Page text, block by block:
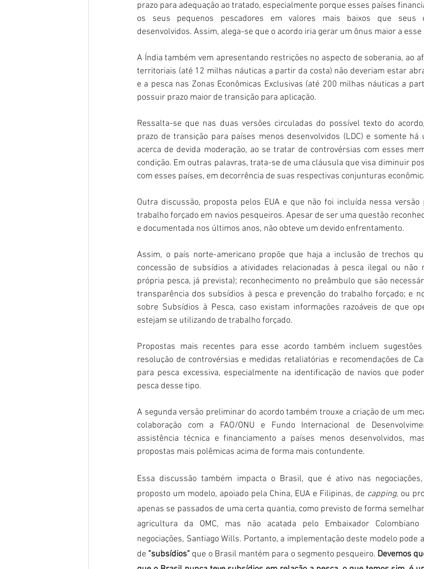
prazo para adequação ao tratado, especialmente porque esses países
os seus pequenos pescadores em valores mais baixos que seus
desenvolvidos. Assim, alega-se que o acordo iria gerar um ônus maior a esse
A Índia também vem apresentando restrições no aspecto de soberania, ao
territoriais (até 12 milhas náuticas a partir da costa) não deveriam estar
e a pesca nas Zonas Econômicas Exclusivas (até 200 milhas náuticas a
possuir prazo maior de transição para aplicação.
Ressalta-se que nas duas versões circuladas do possível texto do
prazo de transição para países menos desenvolvidos (LDC) e somente
acerca de devida moderação, ao se tratar de controvérsias com esses
condição. Em outras palavras, trata-se de uma cláusula que visa diminuir
com esses países, em decorrência de suas respectivas conjunturas
Outra discussão, proposta pelos EUA e que não foi incluída nessa
trabalho forçado em navios pesqueiros. Apesar de ser uma questão
e documentada nos últimos anos, não obteve um devido enfrentamento.
Assim, o país norte-americano propõe que haja a inclusão de trechos
concessão de subsídios a atividades relacionadas à pesca ilegal ou não
própria pesca, já prevista); reconhecimento no preâmbulo que são
transparência dos subsídios à pesca e prevenção do trabalho forçado; e
sobre Subsídios à Pesca, caso existam informações razoáveis de que
estejam se utilizando de trabalho forçado.
Propostas mais recentes para esse acordo também incluem
resolução de controvérsias e medidas retaliatórias e recomendações de
para pesca excessiva, especialmente na identificação de navios que
pesca desse tipo.
A segunda versão preliminar do acordo também trouxe a criação de um
colaboração com a FAO/ONU e Fundo Internacional de
assistência técnica e financiamento a países menos desenvolvidos,
propostas mais polêmicas acima de forma mais contundente.
Essa discussão também impacta o Brasil, que é ativo nas
proposto um modelo, apoiado pela China, EUA e Filipinas, de capping, ou
apenas se passados de uma certa quantia, como previsto de forma
agricultura da OMC, mas não acatada pelo Embaixador
negociações, Santiago Wills. Portanto, a implementação deste modelo pode
de "subsídios" que o Brasil mantém para o segmento pesqueiro. Devemos